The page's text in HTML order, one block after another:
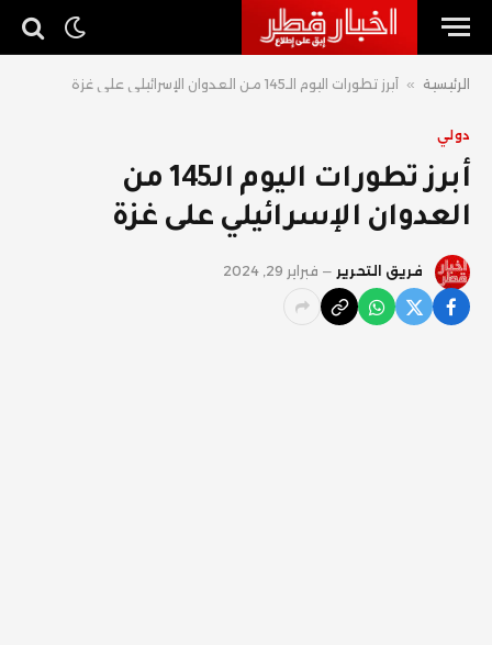
الرئيسية » أبرز تطورات اليوم الـ145 من العدوان الإسرائيلي على غزة
دولي
أبرز تطورات اليوم الـ145 من
العدوان الإسرائيلي على غزة
فريق التحرير فبراير 29, 2024